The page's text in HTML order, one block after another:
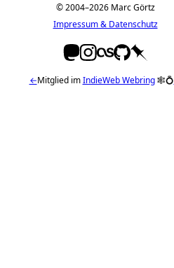
© 2004–2026 Marc Görtz
Impressum & Datenschutz
←Mitglied imIndieWeb Webring🕸💍